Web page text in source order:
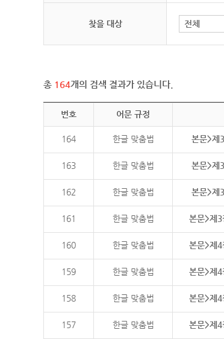
찾을 대상
총 164개의 검색 결과가 있습니다.
번호 어문 규정
164 한글 맞춤법 본문>제
163 한글 맞춤법 본문>제
162 한글 맞춤법 본문>제
161 한글 맞춤법 본문>제
160 한글 맞춤법 본문>제
159 한글 맞춤법 본문>제
158 한글 맞춤법 본문>제
157 한글 맞춤법 본문>제